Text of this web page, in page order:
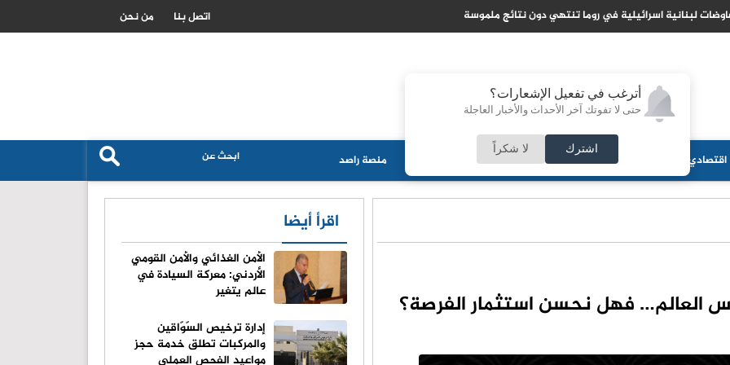
أترغب في تفعيل الإشعارات؟
حتى لا تفوتك آخر الأحداث والأخبار العاجلة
اشترك لا شكراً
السعودية تتاهب لتصبح مركزا عالميا لتدفقات راس المال الاسلامي الزراعة الاردنية تكشف حجم استهلاك القمح
من نحن اتصل بنا
اقتصادي منوعات ثقافة مجلس الأمة منصة راصد
العالم… فهل نحسن استثمار الفرصة؟
اقرأ أيضا
الأمن الغذائي والأمن القومي
الأردني: معركة السيادة في
عالم يتغير
إدارة ترخيص السّوّاقين
والمركبات تطلق خدمة حجز
مواعيد الفحص العملي